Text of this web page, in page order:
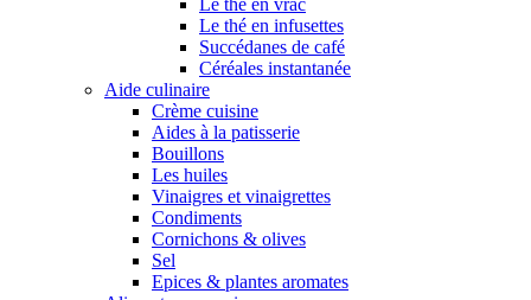
Le thé en infusettes
Succédanes de café
Céréales instantanée
Aide culinaire
Crème cuisine
Aides à la patisserie
Bouillons
Les huiles
Vinaigres et vinaigrettes
Condiments
Cornichons & olives
Sel
Epices & plantes aromates